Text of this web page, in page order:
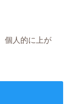
個人的に上が